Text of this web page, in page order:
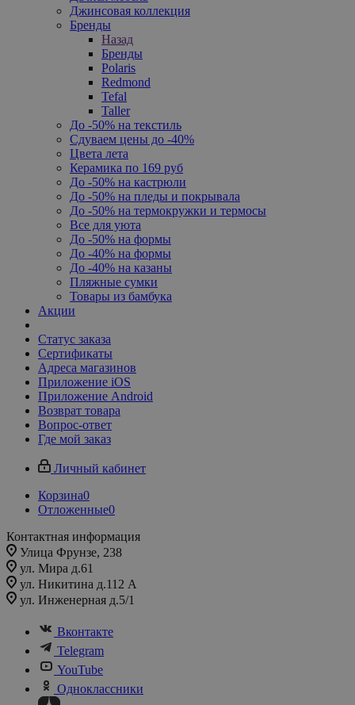
Джинсовая коллекция
Бренды
Назад
Бренды
Polaris
Redmond
Tefal
Taller
До -50% на текстиль
Сдуваем цены до -40%
Цвета лета
Керамика по 169 руб
До -50% на кастрюли
До -50% на пледы и покрывала
До -50% на термокружки и термосы
Все для уюта
До -50% на формы
До -40% на формы
До -40% на казаны
Пляжные сумки
Товары из бамбука
Акции
Статус заказа
Сертификаты
Адреса магазинов
Приложение iOS
Приложение Android
Возврат товара
Вопрос-ответ
Где мой заказ
Личный кабинет
Корзина0
Отложенные0
Контактная информация
Улица Фрунзе, 238​
ул. Мира д.61
ул. Никитина д.112 А
ул. Инженерная д.5/1
Вконтакте
Telegram
YouTube
Одноклассники